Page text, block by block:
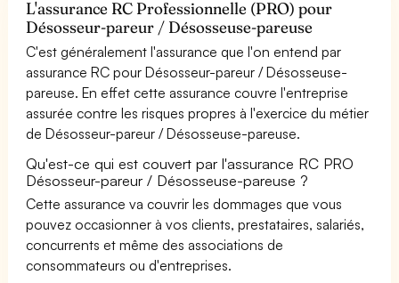
L'assurance RC Professionnelle (PRO) pour
Désosseur-pareur / Désosseuse-pareuse
C'est généralement l'assurance que l'on entend par
assurance RC pour Désosseur-pareur / Désosseuse-
pareuse. En effet cette assurance couvre l'entreprise
assurée contre les risques propres à l'exercice du métier
de Désosseur-pareur / Désosseuse-pareuse.
Qu'est-ce qui est couvert par l'assurance RC PRO
Désosseur-pareur / Désosseuse-pareuse ?
Cette assurance va couvrir les dommages que vous
pouvez occasionner à vos clients, prestataires, salariés,
concurrents et même des associations de
consommateurs ou d'entreprises.